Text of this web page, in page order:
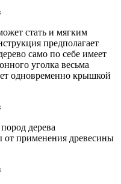
стать и мягким
предполагает
само по себе имеет
уголка весьма
одновременно крышкой
дерева
от применения древесины